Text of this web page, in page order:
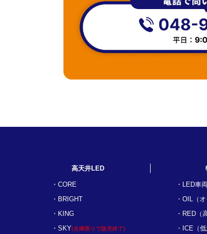
高天井LED
CORE
BRIGHT
KING
SKY(在庫限りで販売終了)
LED車
OIL（オ
RED（
ICE（